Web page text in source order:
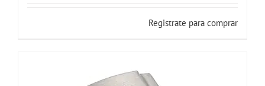
Registrate para comprar